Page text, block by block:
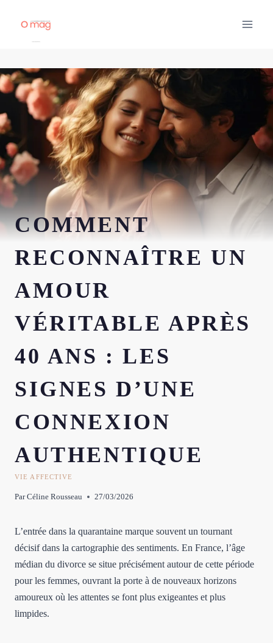
COMMENT
RECONNAÎTRE UN
AMOUR
VÉRITABLE APRÈS
40 ANS : LES
SIGNES D’UNE
CONNEXION
AUTHENTIQUE
VIE AFFECTIVE
Par Céline Rousseau 27/03/2026
L’entrée dans la quarantaine marque souvent un tournant
décisif dans la cartographie des sentiments. En France, l’âge
médian du divorce se situe précisément autour de cette période
pour les femmes, ouvrant la porte à de nouveaux horizons
amoureux où les attentes se font plus exigeantes et plus
limpides.